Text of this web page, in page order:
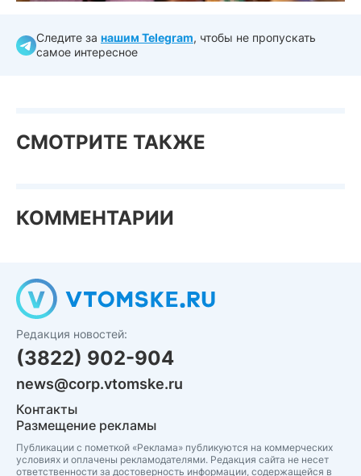
Следите за нашим Telegram, чтобы не пропускать
самое интересное
СМОТРИТЕ ТАКЖЕ
КОММЕНТАРИИ
Редакция новостей:
(3822) 902-904
news@corp.vtomske.ru
Контакты
Размещение рекламы
Публикации с пометкой «Реклама» публикуются на коммерческих
условиях и оплачены рекламодателями. Редакция сайта не несет
ответственности за достоверность информации, содержащейся в